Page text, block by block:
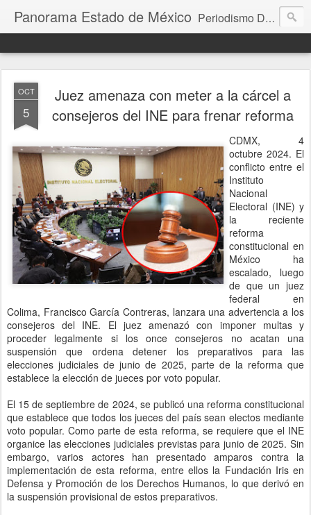
Panorama Estado de México Periodismo Digital
OCT
5
Juez amenaza con meter a la cárcel a
consejeros del INE para frenar reforma
CDMX, 4
octubre 2024. El
conflicto entre el
Instituto
Nacional
Electoral (INE) y
la reciente
reforma
constitucional en
México ha
escalado, luego
de que un juez
federal en
Colima, Francisco García Contreras, lanzara una advertencia a los
consejeros del INE. El juez amenazó con imponer multas y
proceder legalmente si los once consejeros no acatan una
suspensión que ordena detener los preparativos para las
elecciones judiciales de junio de 2025, parte de la reforma que
establece la elección de jueces por voto popular.
El 15 de septiembre de 2024, se publicó una reforma constitucional
que establece que todos los jueces del país sean electos mediante
voto popular. Como parte de esta reforma, se requiere que el INE
organice las elecciones judiciales previstas para junio de 2025. Sin
embargo, varios actores han presentado amparos contra la
implementación de esta reforma, entre ellos la Fundación Iris en
Defensa y Promoción de los Derechos Humanos, lo que derivó en
la suspensión provisional de estos preparativos.